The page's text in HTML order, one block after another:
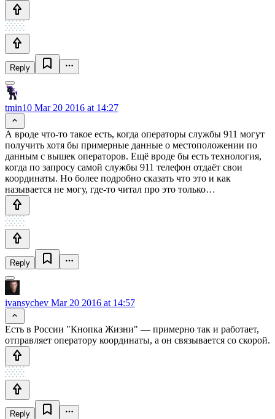
Reply
tmin10 Mar 20 2016 at 14:27
А вроде что-то такое есть, когда операторы службы 911 могут
получить хотя бы примерные данные о местоположении по
данным с вышек операторов. Ещё вроде бы есть технология,
когда по запросу самой службы 911 телефон отдаёт свои
координаты. Но более подробно сказать что это и как
называется не могу, где-то читал про это только…
Reply
ivansychev Mar 20 2016 at 14:57
Есть в России "Кнопка Жизни" — примерно так и работает,
отправляет оператору координаты, а он связывается со скорой.
Reply